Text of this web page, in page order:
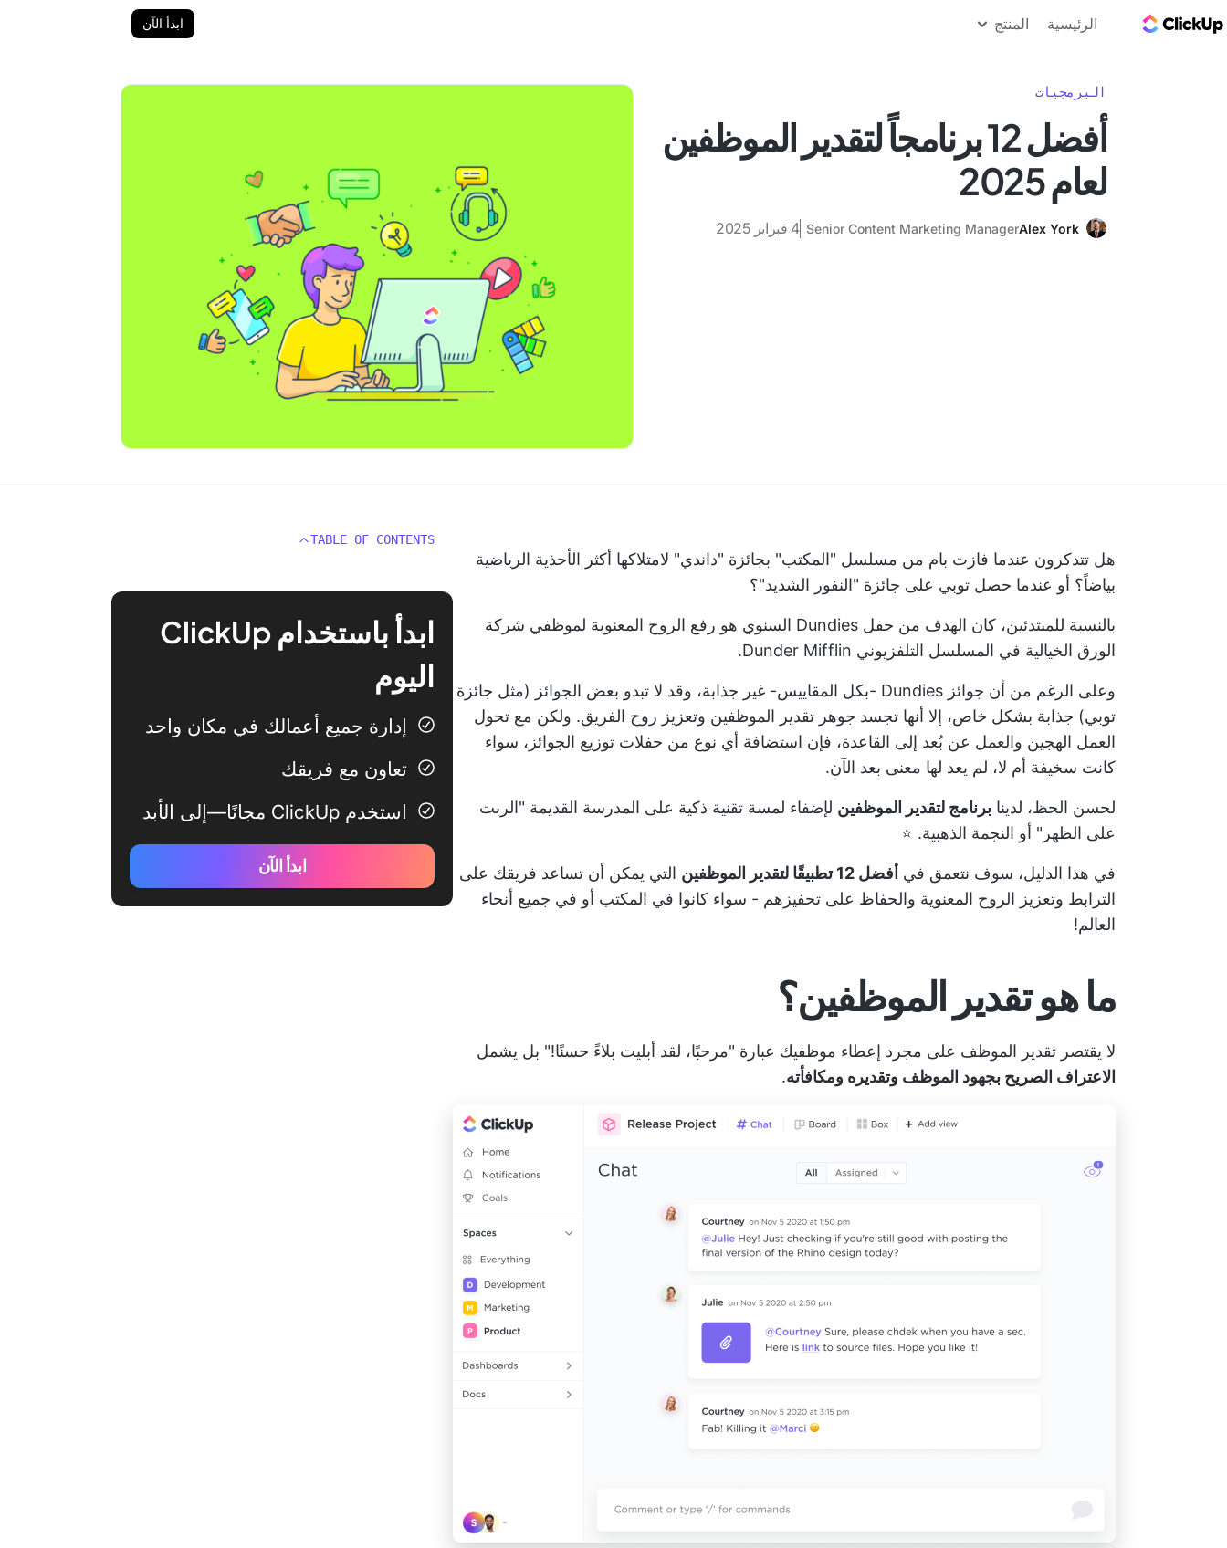
الرئيسية المنتج ابدأ الآن
البرمجيات
أفضل 12 برنامجاً لتقدير الموظفين
لعام 2025
Alex York
Senior Content Marketing Manager 4 فبراير 2025
هل تتذكرون عندما فازت بام من مسلسل "المكتب" بجائزة "داندي" لامتلاكها أكثر الأحذية الرياضية
بياضاً؟ أو عندما حصل توبي على جائزة "النفور الشديد"؟
بالنسبة للمبتدئين، كان الهدف من حفل Dundies السنوي هو رفع الروح المعنوية لموظفي شركة
الورق الخيالية في المسلسل التلفزيوني Dunder Mifflin.
وعلى الرغم من أن جوائز Dundies -بكل المقاييس- غير جذابة، وقد لا تبدو بعض الجوائز (مثل جائزة
توبي) جذابة بشكل خاص، إلا أنها تجسد جوهر تقدير الموظفين وتعزيز روح الفريق. ولكن مع تحول
العمل الهجين والعمل عن بُعد إلى القاعدة، فإن استضافة أي نوع من حفلات توزيع الجوائز، سواء
كانت سخيفة أم لا، لم يعد لها معنى بعد الآن.
لحسن الحظ، لدينا برنامج لتقدير الموظفين لإضفاء لمسة تقنية ذكية على المدرسة القديمة "الربت
على الظهر" أو النجمة الذهبية. ⭐️
في هذا الدليل، سوف نتعمق في أفضل 12 تطبيقًا لتقدير الموظفين
التي يمكن أن تساعد فريقك على
الترابط وتعزيز الروح المعنوية والحفاظ على تحفيزهم - سواء كانوا في المكتب أو في جميع أنحاء
العالم!
ما هو تقدير الموظفين؟
لا يقتصر تقدير الموظف على مجرد إعطاء موظفيك عبارة "مرحبًا، لقد أبليت بلاءً حسنًا!" بل يشمل
الاعتراف الصريح بجهود الموظف وتقديره ومكافأته.
TABLE OF CONTENTS
ابدأ باستخدام ClickUp
اليوم
إدارة جميع أعمالك في مكان واحد
تعاون مع فريقك
استخدم ClickUp مجانًا—إلى الأبد
ابدأ الآن